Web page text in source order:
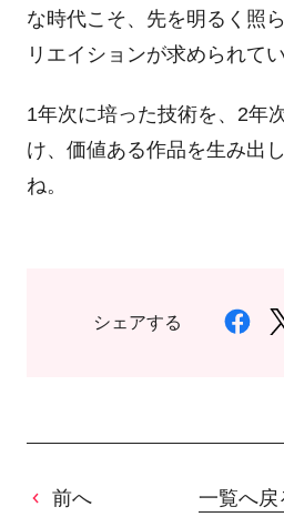
な時代こそ、先を明るく照
リエイションが求められてい
1年次に培った技術を、2年
け、価値ある作品を生み出
ね。
シェアする
前へ 一覧へ戻